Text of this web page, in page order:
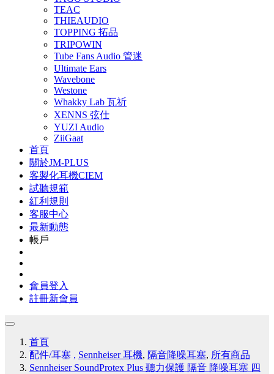
TEAC
THIEAUDIO
TOPPING 拓品
TRIPOWIN
Tube Fans Audio 管迷
Ultimate Ears
Wavebone
Westone
Whakky Lab 瓦祈
XENNS 弦仕
YUZI Audio
ZiiGaat
首頁
關於JM-PLUS
客製化耳機CIEM
試聽規範
紅利規則
客服中心
最新動態
帳戶
會員登入
註冊新會員
首頁
配件/耳塞 , Sennheiser 耳機, 隔音降噪耳塞, 所有商品
Sennheiser SoundProtex Plus 聽力保護 隔音 降噪耳塞 四